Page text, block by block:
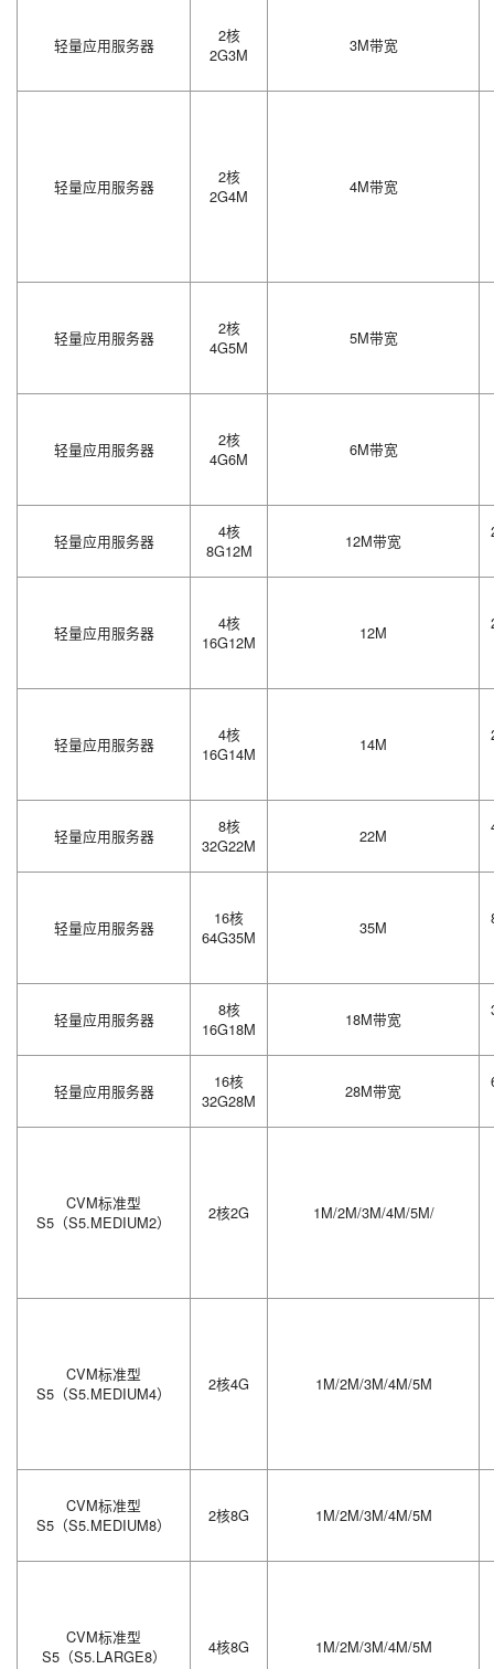
轻量应用服务器
2核
2G3M
3M带宽
轻量应用服务器
2核
2G4M
4M带宽
轻量应用服务器
2核
4G5M
5M带宽
轻量应用服务器
2核
4G6M
6M带宽
轻量应用服务器
4核
8G12M
12M带宽
轻量应用服务器
4核
16G12M
12M
轻量应用服务器
4核
16G14M
14M
轻量应用服务器
8核
32G22M
22M
轻量应用服务器
16核
64G35M
35M
轻量应用服务器
8核
16G18M
18M带宽
轻量应用服务器
16核
32G28M
28M带宽
CVM标准型
S5（S5.MEDIUM2）
2核2G 1M/2M/3M/4M/5M/
CVM标准型
S5（S5.MEDIUM4）
2核4G 1M/2M/3M/4M/5M
CVM标准型
S5（S5.MEDIUM8）
2核8G 1M/2M/3M/4M/5M
CVM标准型
S5（S5.LARGE8）
4核8G 1M/2M/3M/4M/5M